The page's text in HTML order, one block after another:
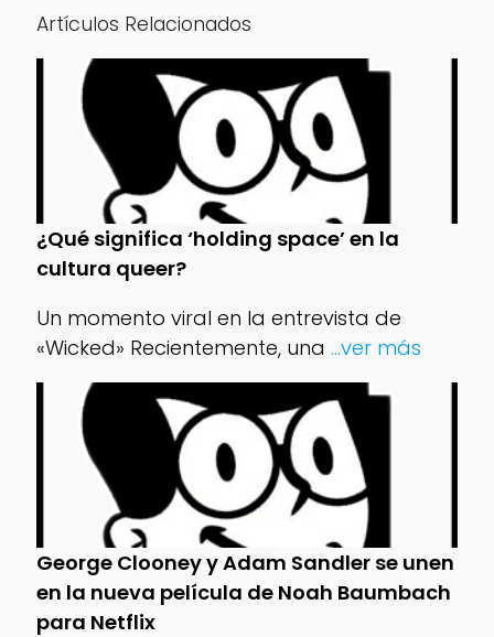
Artículos Relacionados
¿Qué significa ‘holding space’ en la
cultura queer?
Un momento viral en la entrevista de
«Wicked» Recientemente, una ...ver más
George Clooney y Adam Sandler se unen
en la nueva película de Noah Baumbach
para Netflix